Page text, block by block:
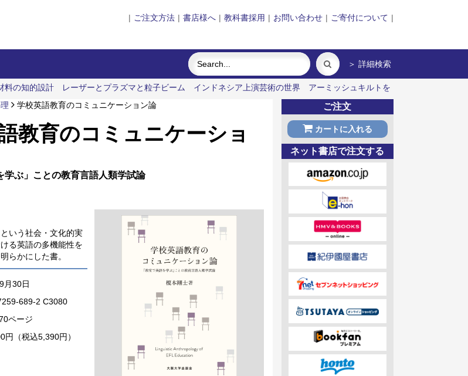
| ご注文方法 | 書店様へ | 教科書採用 | お問い合わせ | ご寄付について |
＞ 詳細検索
料の知的設計 レーザーとプラズマと粒子ビーム インドネシア上演芸術の世界
アーミッシュキルトを
学校英語教育のコミュニケーション論
教育のコミュニケーショ
学ぶ」ことの教育言語人類学試論
いう社会・文化的実
る英語の多機能性を
らかにした書。
月30日
689-2 C3080
ページ
円（税込5,390円）
ご注文
カートに入れる
ネット書店で注文する